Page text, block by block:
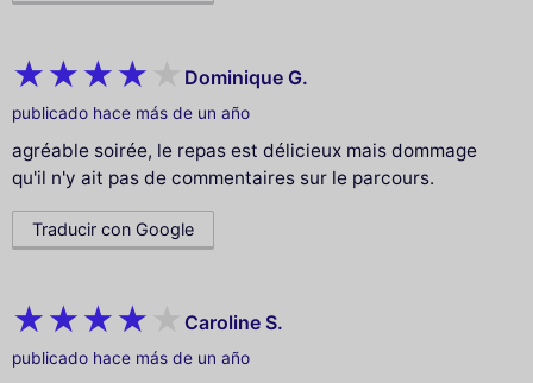
Dominique G.
publicado hace más de un año
agréable soirée, le repas est délicieux mais dommage
qu'il n'y ait pas de commentaires sur le parcours.
Traducir con Google
Caroline S.
publicado hace más de un año